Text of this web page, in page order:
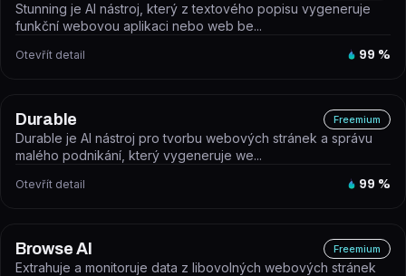
Stunning je AI nástroj, který z textového popisu vygeneruje
funkční webovou aplikaci nebo web be...
Otevřít detail 99 %
Durable Freemium
Durable je AI nástroj pro tvorbu webových stránek a správu
malého podnikání, který vygeneruje we...
Otevřít detail 99 %
Browse AI Freemium
Extrahuje a monitoruje data z libovolných webových stránek